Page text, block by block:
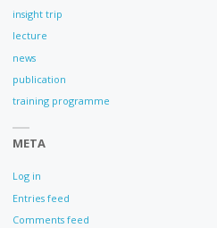
insight trip
lecture
news
publication
training programme
META
Log in
Entries feed
Comments feed